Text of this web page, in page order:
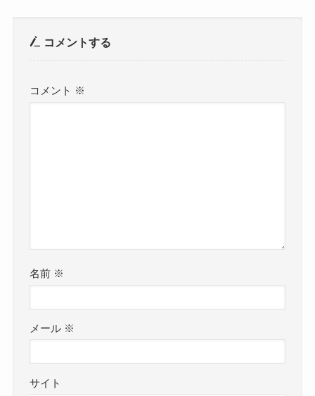
コメントする
コメント ※
名前 ※
メール ※
サイト